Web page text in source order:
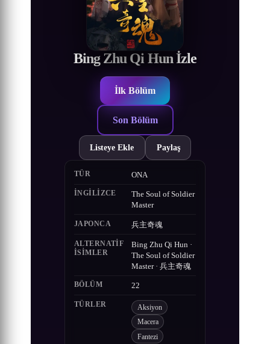
Bing Zhu Qi Hun İzle
İlk Bölüm
Son Bölüm
Listeye Ekle Paylaş
TÜR ONA
İNGILIZCE
The Soul of Soldier
Master
JAPONCA 兵主奇魂
ALTERNATIF
ISIMLER
Bing Zhu Qi Hun ·
The Soul of Soldier
Master · 兵主奇魂
BÖLÜM 22
TÜRLER Aksiyon
Macera
Fantezi